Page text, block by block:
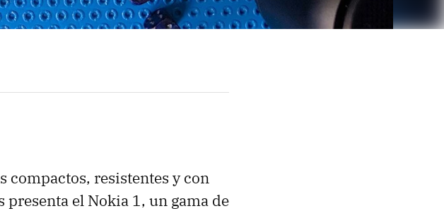
compactos, resistentes y con
el Nokia 1, un gama de